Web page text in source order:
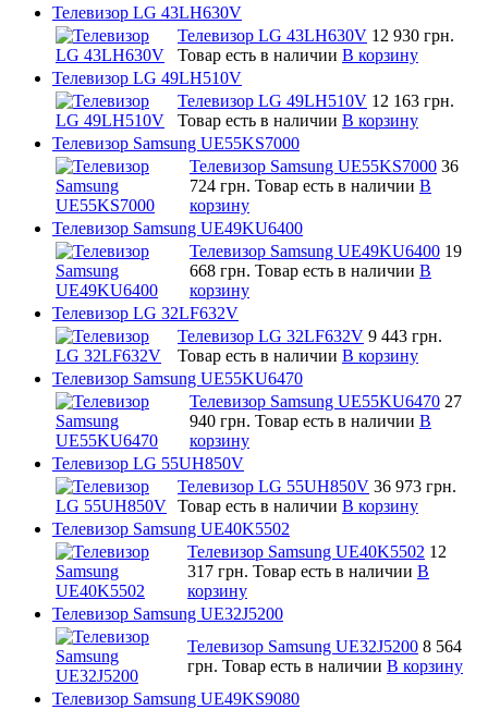
Телевизор LG 43LH630V
Телевизор LG 43LH630V 12 930 грн.
Товар есть в наличии В корзину
Телевизор LG 49LH510V
Телевизор LG 49LH510V 12 163 грн.
Товар есть в наличии В корзину
Телевизор Samsung UE55KS7000
Телевизор Samsung UE55KS7000 36
724 грн. Товар есть в наличии В
корзину
Телевизор Samsung UE49KU6400
Телевизор Samsung UE49KU6400 19
668 грн. Товар есть в наличии В
корзину
Телевизор LG 32LF632V
Телевизор LG 32LF632V 9 443 грн.
Товар есть в наличии В корзину
Телевизор Samsung UE55KU6470
Телевизор Samsung UE55KU6470 27
940 грн. Товар есть в наличии В
корзину
Телевизор LG 55UH850V
Телевизор LG 55UH850V 36 973 грн.
Товар есть в наличии В корзину
Телевизор Samsung UE40K5502
Телевизор Samsung UE40K5502 12
317 грн. Товар есть в наличии В
корзину
Телевизор Samsung UE32J5200
Телевизор Samsung UE32J5200 8 564
грн. Товар есть в наличии В корзину
Телевизор Samsung UE49KS9080